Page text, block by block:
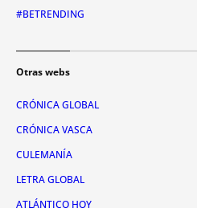
#BETRENDING
Otras webs
CRÓNICA GLOBAL
CRÓNICA VASCA
CULEMANÍA
LETRA GLOBAL
ATLÁNTICO HOY